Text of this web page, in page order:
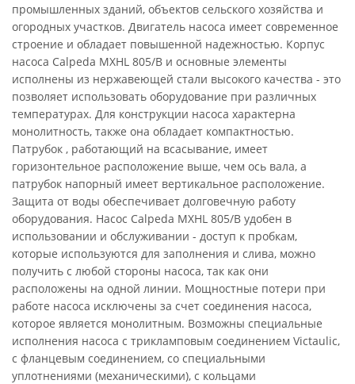
промышленных зданий, объектов сельского хозяйства и
огородных участков. Двигатель насоса имеет современное
строение и обладает повышенной надежностью. Корпус
насоса Calpeda MXHL 805/B и основные элементы
исполнены из нержавеющей стали высокого качества - это
позволяет использовать оборудование при различных
температурах. Для конструкции насоса характерна
монолитность, также она обладает компактностью.
Патрубок , работающий на всасывание, имеет
горизонтельное расположение выше, чем ось вала, а
патрубок напорный имеет вертикальное расположение.
Защита от воды обеспечивает долговечную работу
оборудования. Насос Calpeda MXHL 805/B удобен в
использовании и обслуживании - доступ к пробкам,
которые используются для заполнения и слива, можно
получить с любой стороны насоса, так как они
расположены на одной линии. Мощностные потери при
работе насоса исключены за счет соединения насоса,
которое является монолитным. Возможны специальные
исполнения насоса с трикламповым соединением Victaulic,
c фланцевым соединением, со специальными
уплотнениями (механическими), с кольцами